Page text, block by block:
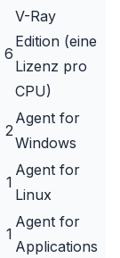
6
V-Ray
Edition (eine
Lizenz pro
CPU)
2
Agent for
Windows
1
Agent for
Linux
1
Agent for
Applications